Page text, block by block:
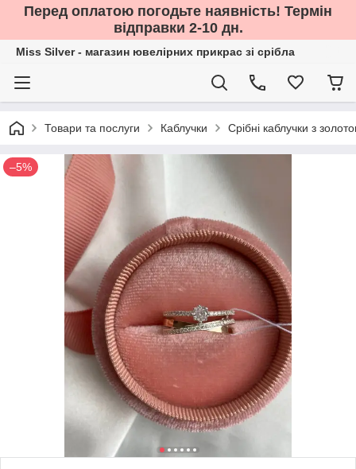
Перед оплатою погодьте наявність! Термін
відправки 2-10 дн.
Miss Silver - магазин ювелірних прикрас зі срібла
Товари та послуги Каблучки Срібні каблучки з
–5%